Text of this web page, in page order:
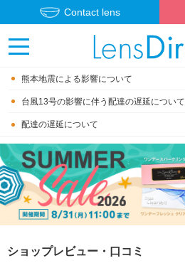
Contact lens
熊本地震による影響について
台風13号の影響に伴う配達の遅延について
配達の遅延について
ショップレビュー・口コミ